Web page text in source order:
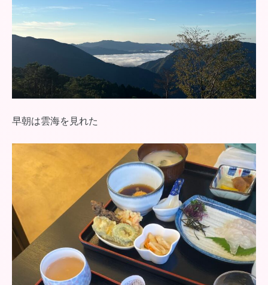
早朝は雲海を見れた